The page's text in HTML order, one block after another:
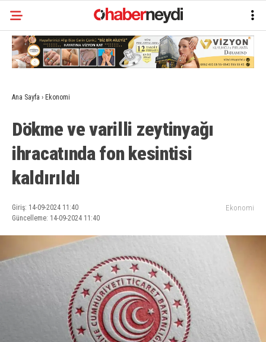
Ana Sayfa › Ekonomi
Dökme ve varilli zeytinyağı
ihracatında fon kesintisi
kaldırıldı
Giriş: 14-09-2024 11:40
Güncelleme: 14-09-2024 11:40
Ekonomi